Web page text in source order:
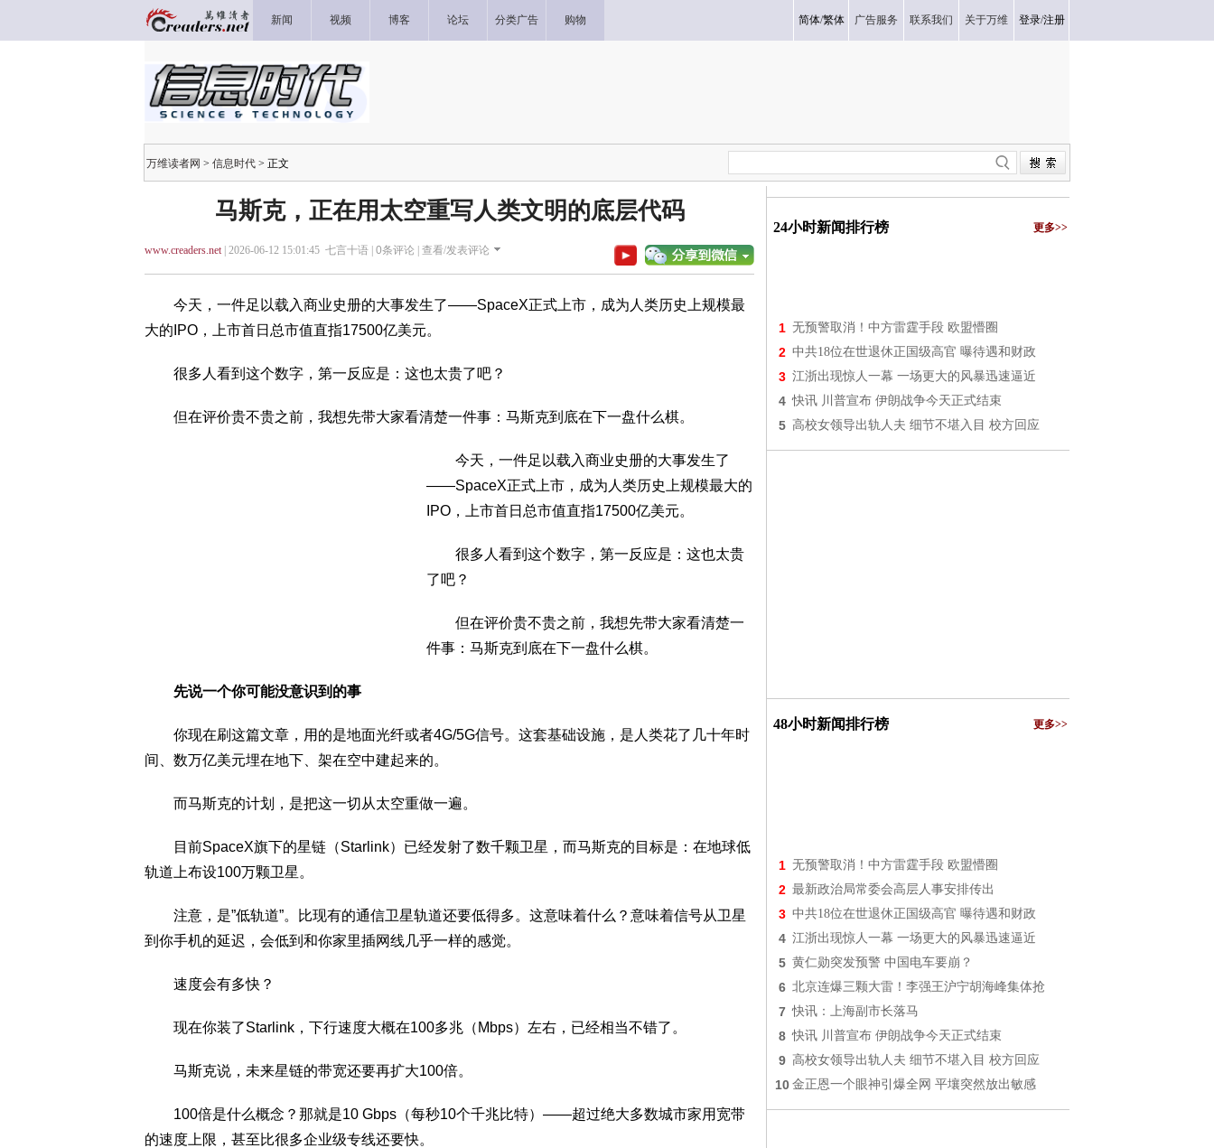
新闻 视频 博客 论坛 分类广告 购物 简体/繁体 广告服务 联系我们 关于万维 登录/注册
万维读者网 > 信息时代 > 正文
马斯克，正在用太空重写人类文明的底层代码
www.creaders.net| 2026-06-12 15:01:45 七言十语 | 0条评论 | 查看/发表评论
今天，一件足以载入商业史册的大事发生了——SpaceX正式上市，成为人类历史上规模最
大的IPO，上市首日总市值直指17500亿美元。
很多人看到这个数字，第一反应是：这也太贵了吧？
但在评价贵不贵之前，我想先带大家看清楚一件事：马斯克到底在下一盘什么棋。
今天，一件足以载入商业史册的大事发生了
——SpaceX正式上市，成为人类历史上规模最大的
IPO，上市首日总市值直指17500亿美元。
很多人看到这个数字，第一反应是：这也太贵
了吧？
但在评价贵不贵之前，我想先带大家看清楚一
件事：马斯克到底在下一盘什么棋。
先说一个你可能没意识到的事
你现在刷这篇文章，用的是地面光纤或者4G/5G信号。这套基础设施，是人类花了几十年时
间、数万亿美元埋在地下、架在空中建起来的。
而马斯克的计划，是把这一切从太空重做一遍。
目前SpaceX旗下的星链（Starlink）已经发射了数千颗卫星，而马斯克的目标是：在地球低
轨道上布设100万颗卫星。
注意，是”低轨道”。比现有的通信卫星轨道还要低得多。这意味着什么？意味着信号从卫星
到你手机的延迟，会低到和你家里插网线几乎一样的感觉。
速度会有多快？
现在你装了Starlink，下行速度大概在100多兆（Mbps）左右，已经相当不错了。
马斯克说，未来星链的带宽还要再扩大100倍。
100倍是什么概念？那就是10 Gbps（每秒10个千兆比特）——超过绝大多数城市家用宽带
的速度上限，甚至比很多企业级专线还要快。
24小时新闻排行榜 更多>>
1 无预警取消！中方雷霆手段 欧盟懵圈
2 中共18位在世退休正国级高官 曝待遇和财政
3 江浙出现惊人一幕 一场更大的风暴迅速逼近
4 快讯 川普宣布 伊朗战争今天正式结束
5 高校女领导出轨人夫 细节不堪入目 校方回应
48小时新闻排行榜 更多>>
1 无预警取消！中方雷霆手段 欧盟懵圈
2 最新政治局常委会高层人事安排传出
3 中共18位在世退休正国级高官 曝待遇和财政
4 江浙出现惊人一幕 一场更大的风暴迅速逼近
5 黄仁勋突发预警 中国电车要崩？
6 北京连爆三颗大雷！李强王沪宁胡海峰集体抢
7 快讯：上海副市长落马
8 快讯 川普宣布 伊朗战争今天正式结束
9 高校女领导出轨人夫 细节不堪入目 校方回应
10 金正恩一个眼神引爆全网 平壤突然放出敏感